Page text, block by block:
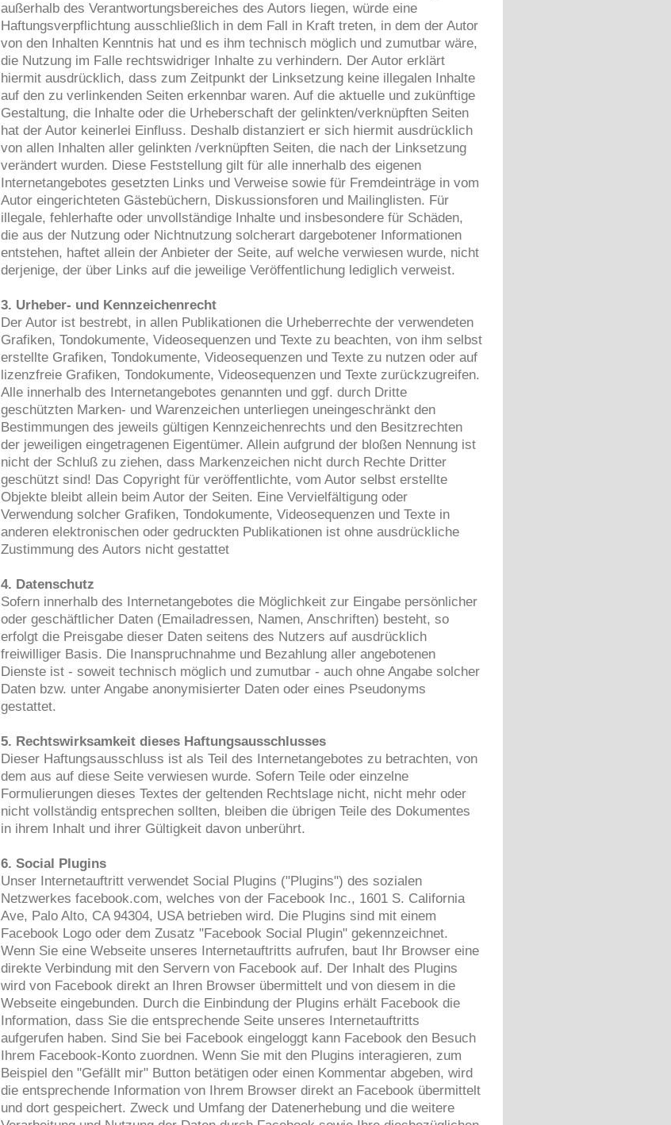
außerhalb des Verantwortungsbereiches des Autors liegen, würde eine
Haftungsverpflichtung ausschließlich in dem Fall in Kraft treten, in dem der Autor
von den Inhalten Kenntnis hat und es ihm technisch möglich und zumutbar wäre,
die Nutzung im Falle rechtswidriger Inhalte zu verhindern. Der Autor erklärt
hiermit ausdrücklich, dass zum Zeitpunkt der Linksetzung keine illegalen Inhalte
auf den zu verlinkenden Seiten erkennbar waren. Auf die aktuelle und zukünftige
Gestaltung, die Inhalte oder die Urheberschaft der gelinkten/verknüpften Seiten
hat der Autor keinerlei Einfluss. Deshalb distanziert er sich hiermit ausdrücklich
von allen Inhalten aller gelinkten /verknüpften Seiten, die nach der Linksetzung
verändert wurden. Diese Feststellung gilt für alle innerhalb des eigenen
Internetangebotes gesetzten Links und Verweise sowie für Fremdeinträge in vom
Autor eingerichteten Gästebüchern, Diskussionsforen und Mailinglisten. Für
illegale, fehlerhafte oder unvollständige Inhalte und insbesondere für Schäden,
die aus der Nutzung oder Nichtnutzung solcherart dargebotener Informationen
entstehen, haftet allein der Anbieter der Seite, auf welche verwiesen wurde, nicht
derjenige, der über Links auf die jeweilige Veröffentlichung lediglich verweist.
3. Urheber- und Kennzeichenrecht
Der Autor ist bestrebt, in allen Publikationen die Urheberrechte der verwendeten
Grafiken, Tondokumente, Videosequenzen und Texte zu beachten, von ihm selbst
erstellte Grafiken, Tondokumente, Videosequenzen und Texte zu nutzen oder auf
lizenzfreie Grafiken, Tondokumente, Videosequenzen und Texte zurückzugreifen.
Alle innerhalb des Internetangebotes genannten und ggf. durch Dritte
geschützten Marken- und Warenzeichen unterliegen uneingeschränkt den
Bestimmungen des jeweils gültigen Kennzeichenrechts und den Besitzrechten
der jeweiligen eingetragenen Eigentümer. Allein aufgrund der bloßen Nennung ist
nicht der Schluß zu ziehen, dass Markenzeichen nicht durch Rechte Dritter
geschützt sind! Das Copyright für veröffentlichte, vom Autor selbst erstellte
Objekte bleibt allein beim Autor der Seiten. Eine Vervielfältigung oder
Verwendung solcher Grafiken, Tondokumente, Videosequenzen und Texte in
anderen elektronischen oder gedruckten Publikationen ist ohne ausdrückliche
Zustimmung des Autors nicht gestattet
4. Datenschutz
Sofern innerhalb des Internetangebotes die Möglichkeit zur Eingabe persönlicher
oder geschäftlicher Daten (Emailadressen, Namen, Anschriften) besteht, so
erfolgt die Preisgabe dieser Daten seitens des Nutzers auf ausdrücklich
freiwilliger Basis. Die Inanspruchnahme und Bezahlung aller angebotenen
Dienste ist - soweit technisch möglich und zumutbar - auch ohne Angabe solcher
Daten bzw. unter Angabe anonymisierter Daten oder eines Pseudonyms
gestattet.
5. Rechtswirksamkeit dieses Haftungsausschlusses
Dieser Haftungsausschluss ist als Teil des Internetangebotes zu betrachten, von
dem aus auf diese Seite verwiesen wurde. Sofern Teile oder einzelne
Formulierungen dieses Textes der geltenden Rechtslage nicht, nicht mehr oder
nicht vollständig entsprechen sollten, bleiben die übrigen Teile des Dokumentes
in ihrem Inhalt und ihrer Gültigkeit davon unberührt.
6. Social Plugins
Unser Internetauftritt verwendet Social Plugins ("Plugins") des sozialen
Netzwerkes facebook.com, welches von der Facebook Inc., 1601 S. California
Ave, Palo Alto, CA 94304, USA betrieben wird. Die Plugins sind mit einem
Facebook Logo oder dem Zusatz "Facebook Social Plugin" gekennzeichnet.
Wenn Sie eine Webseite unseres Internetauftritts aufrufen, baut Ihr Browser eine
direkte Verbindung mit den Servern von Facebook auf. Der Inhalt des Plugins
wird von Facebook direkt an Ihren Browser übermittelt und von diesem in die
Webseite eingebunden. Durch die Einbindung der Plugins erhält Facebook die
Information, dass Sie die entsprechende Seite unseres Internetauftritts
aufgerufen haben. Sind Sie bei Facebook eingeloggt kann Facebook den Besuch
Ihrem Facebook-Konto zuordnen. Wenn Sie mit den Plugins interagieren, zum
Beispiel den "Gefällt mir" Button betätigen oder einen Kommentar abgeben, wird
die entsprechende Information von Ihrem Browser direkt an Facebook übermittelt
und dort gespeichert. Zweck und Umfang der Datenerhebung und die weitere